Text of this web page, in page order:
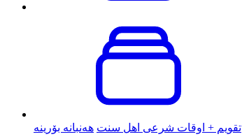
تقویم + اوقات شرعی اهل سنت هەنبانە بۆرینە